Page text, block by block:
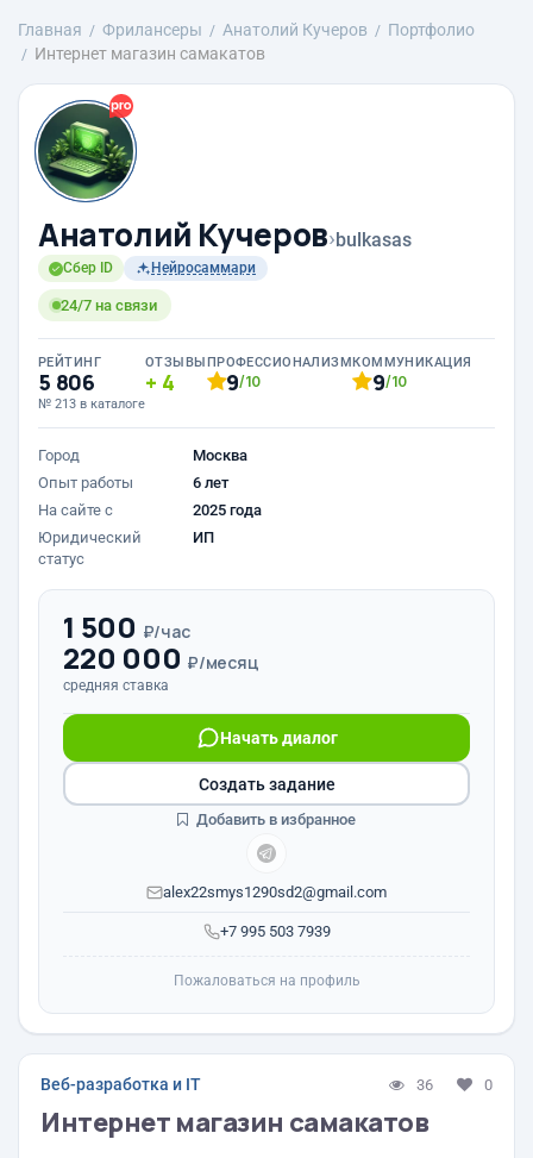
Главная Фрилансеры Анатолий Кучеров
Портфолио
Интернет магазин самакатов
Анатолий Кучеров›bulkasas
Сбер ID Нейросаммари
24/7 на связи
РЕЙТИНГ
5 806
№ 213 в каталоге
ОТЗЫВЫ
4
ПРОФЕССИОНАЛИЗМ
9/10
КОММУНИКАЦИЯ
9/10
Город
Москва
Опыт работы
6 лет
На сайте с
2025 года
Юридический
статус
ИП
1 500 ₽/час
220 000 ₽/месяц
средняя ставка
+7 995 503 7939
Начать диалог
alex22smys1290sd2@gmail.com
Создать задание
Добавить в избранное
Пожаловаться на профиль
Веб-разработка и IT 36 0
Интернет магазин самакатов